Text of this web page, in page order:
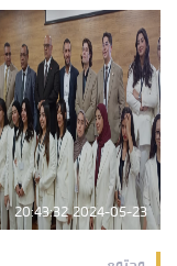
2024-05-23 20:43:32